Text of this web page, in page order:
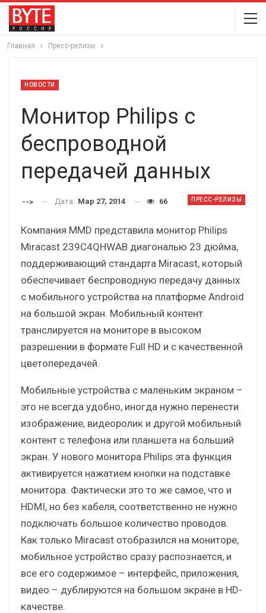
Главная Пресс-релизы
НОВОСТИ
Монитор Philips с
беспроводной
передачей данных
ПРЕСС-РЕЛИЗЫ
--> Дата: Мар 27, 2014 66
Компания MMD представила монитор Philips
Miracast 239C4QHWAB диагональю 23 дюйма,
поддерживающий стандарта Miracast, который
обеспечивает беспроводную передачу данных
с мобильного устройства на платформе Android
на большой экран. Мобильный контент
транслируется на мониторе в высоком
разрешении в формате Full HD и с качественной
цветопередачей.
Мобильные устройства с маленьким экраном –
это не всегда удобно, иногда нужно перенести
изображение, видеоролик и другой мобильный
контент с телефона или планшета на больший
экран. У нового монитора Philips эта функция
активируется нажатием кнопки на подставке
монитора. Фактически это то же самое, что и
HDMI, но без кабеля, соответственно не нужно
подключать большое количество проводов.
Как только Miracast отобразился на мониторе,
мобильное устройство сразу распознается, и
все его содержимое – интерфейс, приложения,
видео – дублируются на большом экране в HD-
качестве.